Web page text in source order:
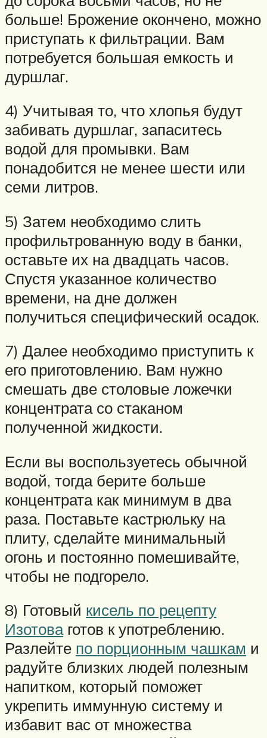
больше! Брожение окончено, можно
приступать к фильтрации. Вам
потребуется большая емкость и
дуршлаг.
4) Учитывая то, что хлопья будут
забивать дуршлаг, запаситесь
водой для промывки. Вам
понадобится не менее шести или
семи литров.
5) Затем необходимо слить
профильтрованную воду в банки,
оставьте их на двадцать часов.
Спустя указанное количество
времени, на дне должен
получиться специфический осадок.
7) Далее необходимо приступить к
его приготовлению. Вам нужно
смешать две столовые ложечки
концентрата со стаканом
полученной жидкости.
Если вы воспользуетесь обычной
водой, тогда берите больше
концентрата как минимум в два
раза. Поставьте кастрюльку на
плиту, сделайте минимальный
огонь и постоянно помешивайте,
чтобы не подгорело.
8) Готовый кисель по рецепту
Изотоваготов к употреблению.
Разлейте по порционным чашкам и
радуйте близких людей полезным
напитком, который поможет
укрепить иммунную систему и
избавит вас от множества